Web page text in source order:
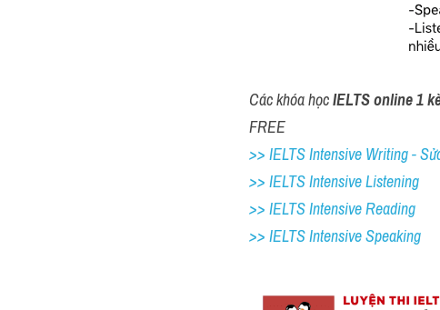
Các khóa học IELTS online 1
FREE
>> IELTS Intensive Writing -
>> IELTS Intensive Listening
>> IELTS Intensive Reading
>> IELTS Intensive Speaking